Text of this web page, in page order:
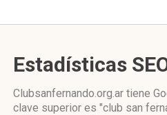
Estadísticas
Clubsanfernando.org.ar tiene
clave superior es "club san